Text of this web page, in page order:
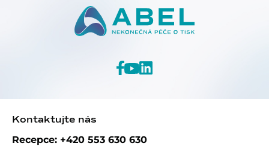
Kontaktujte nás
Recepce: +420 553 630 630